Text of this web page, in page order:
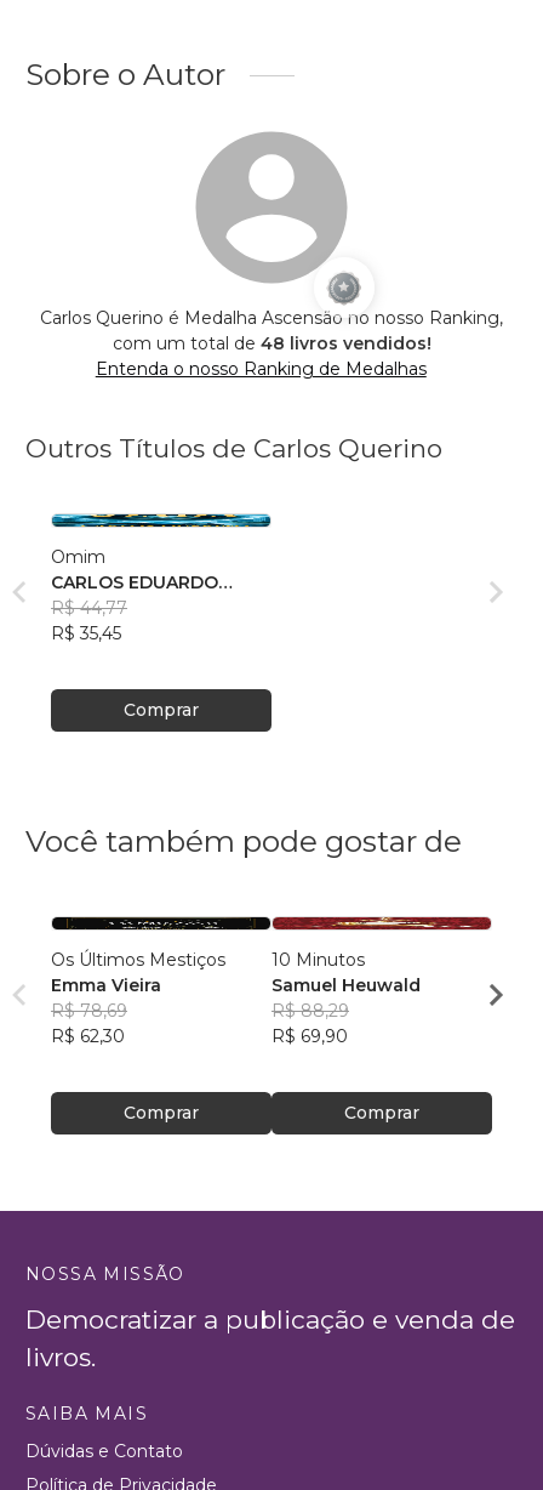
Sobre o Autor
Carlos Querino é Medalha Ascensão no nosso Ranking,
com um total de 48 livros vendidos!
Entenda o nosso Ranking de Medalhas
Outros Títulos de Carlos Querino
Omim
CARLOS EDUARDO
QUERINO
R$ 44,77
R$ 35,45
Comprar
Você também pode gostar de
Os Últimos Mestiços
Emma Vieira
R$ 78,69
R$ 62,30
Comprar
10 Minutos
Samuel Heuwald
R$ 88,29
R$ 69,90
Comprar
NOSSA MISSÃO
Democratizar a publicação e venda de
livros.
SAIBA MAIS
Dúvidas e Contato
Política de Privacidade